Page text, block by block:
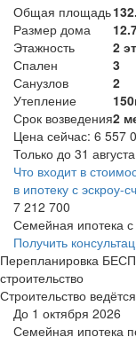
Общая площадь
Размер дома
Этажность
2 эт
Спален
3
Санузлов
2
Утепление
Срок возведения2
Цена сейчас: 6 557
Только до 31 августа
Что входит в
в ипотеку с эскроу-
7 212 700
Семейная ипотека с
Получить
Перепланировка
строительство
Строительство
До 1 октября 2026
Семейная ипотека